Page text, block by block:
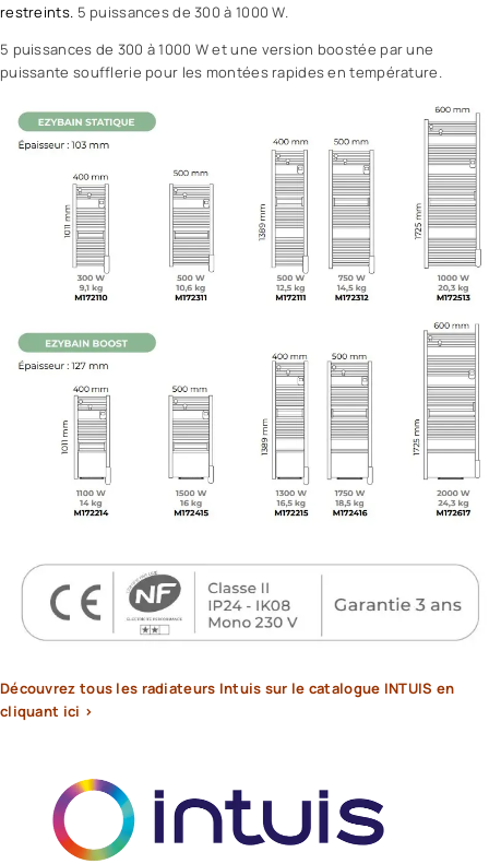
restreints. 5 puissances de 300 à 1000 W.
5 puissances de 300 à 1000 W et une version boostée par une
puissante soufflerie pour les montées rapides en température.
Découvrez tous les radiateurs Intuis sur le catalogue INTUIS en
cliquant ici >